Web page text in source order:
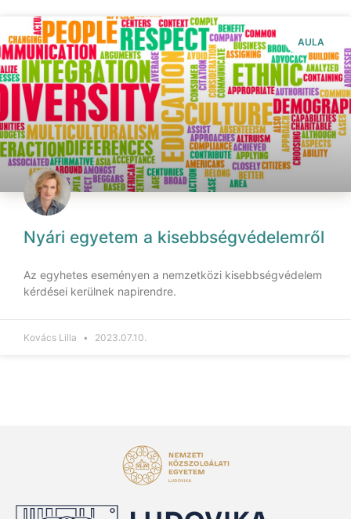
AULA
Nyári egyetem a kisebbségvédelemről
Az egyhetes eseményen a nemzetközi kisebbségvédelem
kérdései kerülnek napirendre.
Kovács Lilla 2023.07.10.